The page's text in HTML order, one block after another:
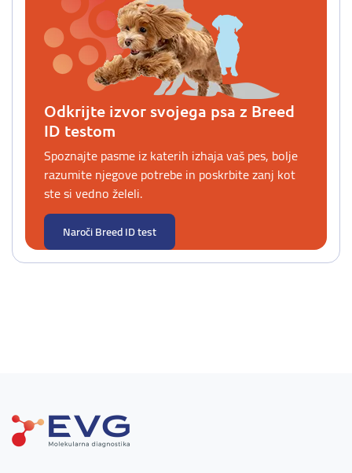
Odkrijte izvor svojega psa z Breed
ID testom
Spoznajte pasme iz katerih izhaja vaš pes, bolje
razumite njegove potrebe in poskrbite zanj kot
ste si vedno želeli.
Naroči Breed ID test